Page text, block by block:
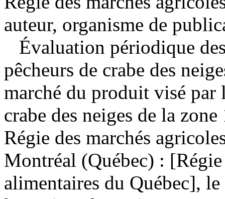
auteur, organisme de
Évaluation périodique
pêcheurs de crabe des
marché du produit visé par
crabe des neiges de la
Régie des marchés
Montréal (Québec) :
alimentaires du Québec],